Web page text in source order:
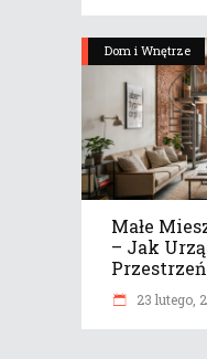
Dom i Wnętrze
Małe
– Jak
23 lutego,